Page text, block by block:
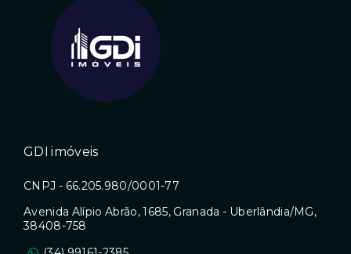
GDI imóveis
CNPJ - 66.205.980/0001-77
Avenida Alípio Abrão, 1685, Granada - Uberlândia/MG,
38408-758